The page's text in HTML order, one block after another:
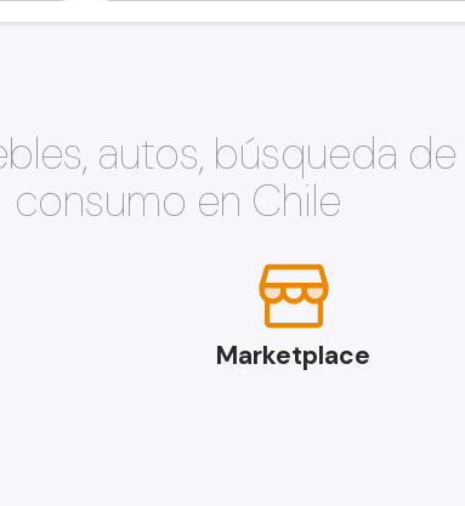
autos, búsqueda
consumo en Chile
Marketplace